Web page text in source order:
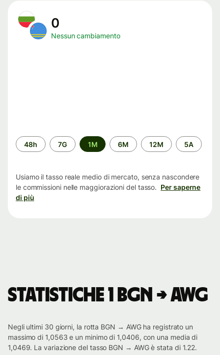
0
Nessun cambiamento
Periodo
di
48h 7G 1M 6M 12M 5A
Usiamo il tasso reale medio di mercato, senza nascondere
le commissioni nelle maggiorazioni del tasso. Per saperne
di più
Statistiche 1 BGN → AWG
Negli ultimi 30 giorni, la rotta BGN → AWG ha registrato un
massimo di 1,0563 e un minimo di 1,0406, con una media di
1,0469. La variazione del tasso BGN → AWG è stata di 1.22.